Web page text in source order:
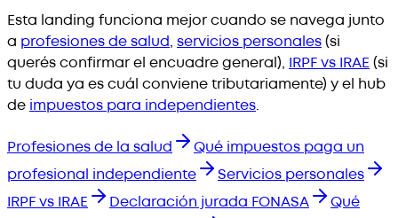
Esta landing funciona mejor cuando se navega junto
a profesiones de salud, servicios personales(si
querés confirmar el encuadre general), IRPF vs IRAE (si
tu duda ya es cuál conviene tributariamente) y el hub
de impuestos para independientes.
Profesiones de la salud
Qué impuestos paga un
profesional independiente
Servicios personales
IRPF vs IRAE
Declaración jurada FONASA
Qué